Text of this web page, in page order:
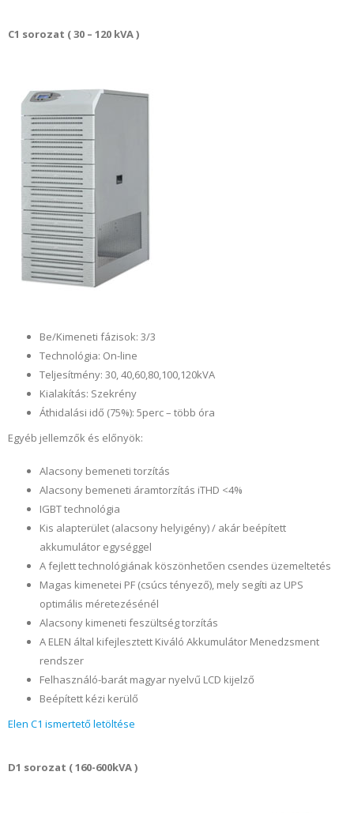
C1 sorozat ( 30 – 120 kVA )
Be/Kimeneti fázisok: 3/3
Technológia: On-line
Teljesítmény: 30, 40,60,80,100,120kVA
Kialakítás: Szekrény
Áthidalási idő (75%): 5perc – több óra
Egyéb jellemzők és előnyök:
Alacsony bemeneti torzítás
Alacsony bemeneti áramtorzítás iTHD <4%
IGBT technológia
Kis alapterület (alacsony helyigény) / akár beépített
akkumulátor egységgel
A fejlett technológiának köszönhetően csendes üzemeltetés
Magas kimenetei PF (csúcs tényező), mely segíti az UPS
optimális méretezésénél
Alacsony kimeneti feszültség torzítás
A ELEN által kifejlesztett Kiváló Akkumulátor Menedzsment
rendszer
Felhasználó-barát magyar nyelvű LCD kijelző
Beépített kézi kerülő
Elen C1 ismertető letöltése
D1 sorozat ( 160-600kVA )